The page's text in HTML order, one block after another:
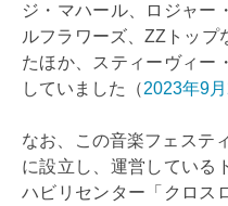
ジ・マハール、ロジャー
ルフラワーズ、ZZトップ
たほか、スティーヴィー
していました（2023年9
なお、この音楽フェステ
に設立し、運営している
ハビリセンター「クロス